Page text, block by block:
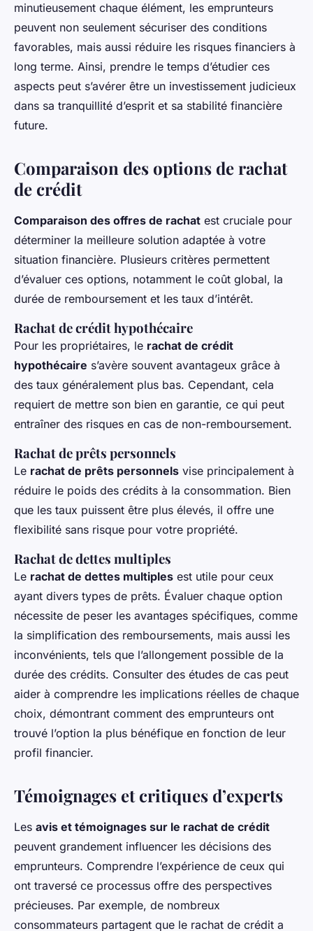
minutieusement chaque élément, les emprunteurs
peuvent non seulement sécuriser des conditions
favorables, mais aussi réduire les risques financiers à
long terme. Ainsi, prendre le temps d’étudier ces
aspects peut s’avérer être un investissement judicieux
dans sa tranquillité d’esprit et sa stabilité financière
future.
Comparaison des options de rachat
de crédit
Comparaison des offres de rachat est cruciale pour
déterminer la meilleure solution adaptée à votre
situation financière. Plusieurs critères permettent
d’évaluer ces options, notamment le coût global, la
durée de remboursement et les taux d’intérêt.
Rachat de crédit hypothécaire
Pour les propriétaires, le rachat de crédit
hypothécaire s’avère souvent avantageux grâce à
des taux généralement plus bas. Cependant, cela
requiert de mettre son bien en garantie, ce qui peut
entraîner des risques en cas de non-remboursement.
Rachat de prêts personnels
Le rachat de prêts personnels vise principalement à
réduire le poids des crédits à la consommation. Bien
que les taux puissent être plus élevés, il offre une
flexibilité sans risque pour votre propriété.
Rachat de dettes multiples
Le rachat de dettes multiples est utile pour ceux
ayant divers types de prêts. Évaluer chaque option
nécessite de peser les avantages spécifiques, comme
la simplification des remboursements, mais aussi les
inconvénients, tels que l’allongement possible de la
durée des crédits. Consulter des études de cas peut
aider à comprendre les implications réelles de chaque
choix, démontrant comment des emprunteurs ont
trouvé l’option la plus bénéfique en fonction de leur
profil financier.
Témoignages et critiques d’experts
Les avis et témoignages sur le rachat de crédit
peuvent grandement influencer les décisions des
emprunteurs. Comprendre l’expérience de ceux qui
ont traversé ce processus offre des perspectives
précieuses. Par exemple, de nombreux
consommateurs partagent que le rachat de crédit a